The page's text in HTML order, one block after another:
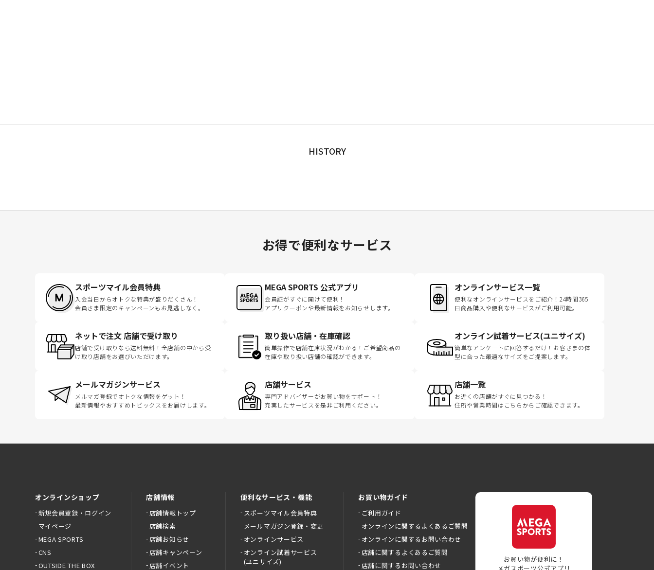
HISTORY
お得で便利なサービス
スポーツマイル会員特典
入会当日からオトクな特典が盛りだくさん！
会員さま限定のキャンペーンもお見逃しなく。
MEGA SPORTS 公式アプリ
会員証がすぐに開けて便利！
アプリクーポンや最新情報をお知らせします。
オンラインサービス一覧
便利なオンラインサービスをご紹介！24時間365
日商品購入や便利なサービスがご利用可能。
ネットで注文 店舗で受け取り
店舗で受け取りなら送料無料！全店舗の中から受
け取り店舗をお選びいただけます。
取り扱い店舗・在庫確認
簡単操作で店舗在庫状況がわかる！ご希望商品の
在庫や取り扱い店舗の確認ができます。
オンライン試着サービス(ユニサイズ)
簡単なアンケートに回答するだけ！お客さまの体
型に合った最適なサイズをご提案します。
メールマガジンサービス
メルマガ登録でオトクな情報をゲット！
最新情報やおすすめトピックスをお届けします。
店舗サービス
専門アドバイザーがお買い物をサポート！
充実したサービスを是非ご利用ください。
店舗一覧
お近くの店舗がすぐに見つかる！
住所や営業時間はこちらからご確認できます。
オンラインショップ
新規会員登録・ログイン
マイページ
MEGA SPORTS
CNS
OUTSIDE THE BOX
店舗情報
店舗情報トップ
店舗検索
店舗お知らせ
店舗キャンペーン
店舗イベント
便利なサービス・機能
スポーツマイル会員特典
メールマガジン登録・変更
オンラインサービス
オンライン試着サービス
(ユニサイズ)
お買い物ガイド
ご利用ガイド
オンラインに関するよくあるご質問
オンラインに関するお問い合わせ
店舗に関するよくあるご質問
店舗に関するお問い合わせ
お買い物が便利に！